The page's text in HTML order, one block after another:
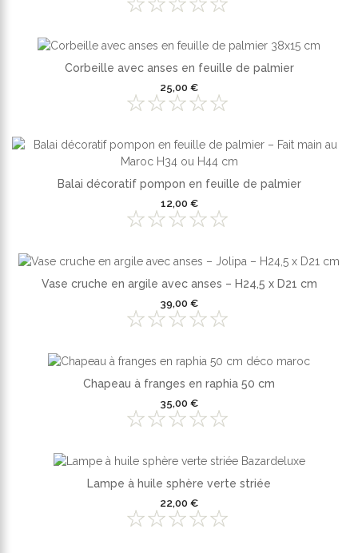
Corbeille avec anses en feuille de palmier
25,00 €
Balai décoratif pompon en feuille de palmier
12,00 €
Vase cruche en argile avec anses – H24,5 x D21 cm
39,00 €
Chapeau à franges en raphia 50 cm
35,00 €
Lampe à huile sphère verte striée
22,00 €